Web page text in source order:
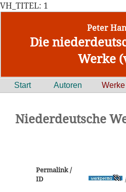
VH_TITEL: 1
Peter
Die
Werke
Start Autoren Werke
Niederdeutsche
Permalink /
ID